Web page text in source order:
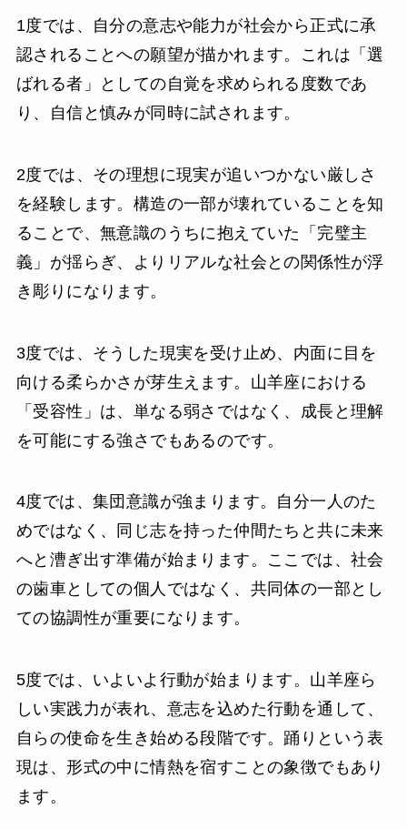
1度では、自分の意志や能力が社会から正式に承
認されることへの願望が描かれます。これは「選
ばれる者」としての自覚を求められる度数であ
り、自信と慎みが同時に試されます。
2度では、その理想に現実が追いつかない厳しさ
を経験します。構造の一部が壊れていることを知
ることで、無意識のうちに抱えていた「完璧主
義」が揺らぎ、よりリアルな社会との関係性が浮
き彫りになります。
3度では、そうした現実を受け止め、内面に目を
向ける柔らかさが芽生えます。山羊座における
「受容性」は、単なる弱さではなく、成長と理解
を可能にする強さでもあるのです。
4度では、集団意識が強まります。自分一人のた
めではなく、同じ志を持った仲間たちと共に未来
へと漕ぎ出す準備が始まります。ここでは、社会
の歯車としての個人ではなく、共同体の一部とし
ての協調性が重要になります。
5度では、いよいよ行動が始まります。山羊座ら
しい実践力が表れ、意志を込めた行動を通して、
自らの使命を生き始める段階です。踊りという表
現は、形式の中に情熱を宿すことの象徴でもあり
ます。